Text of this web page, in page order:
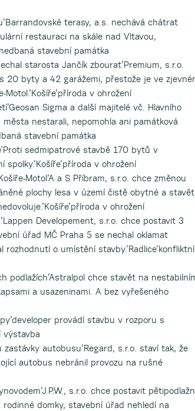
terasy, a.s. nechává chátrat
restauraci na skále nad Vltavou,
stavební památka
starosta Jančík zbourat’Premium, s.r.o.
byty a 42 garážemi, přestože je ve
v ohrožení
Sigma a další majitelé vč. Hlavního
nestarali, nepomohla ani památková
stavební památka
sedmipatrové stavbě 170 bytů v
v ohrožení
Motol’A a S Příbram, s.r.o. chce změnou
plochy lesa v území čistě obytné a stavět
v ohrožení
Developement, s.r.o. chce postavit 3
úřad MČ Praha 5 se nechal oklamat
o umístění stavby.’Radlice’konfliktní
podlažích’Astralpol chce stavět na
a usazeninami. A bez vyřešeného
provádí stavbu v rozporu s
výstavba
autobusu’Regard, s.r.o. staví tak, že
autobus nebránil provozu na rušné
s.r.o. chce postavit
domky, stavební úřad nehledí na